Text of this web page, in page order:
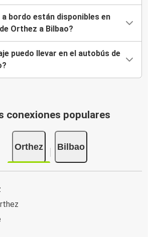
bordo están disponibles en
Orthez a Bilbao?
puedo llevar en el autobús de
conexiones populares
Orthez Bilbao